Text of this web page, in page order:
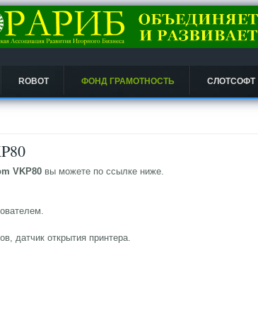
ROBOT ФОНД ГРАМОТНОСТЬ СЛОТСОФТ
VKP80 вы можете по ссылке ниже.
датчик открытия принтера.